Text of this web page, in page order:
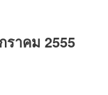
าคม 2555